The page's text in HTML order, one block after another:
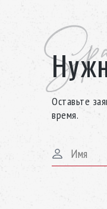
Оставьте
время.